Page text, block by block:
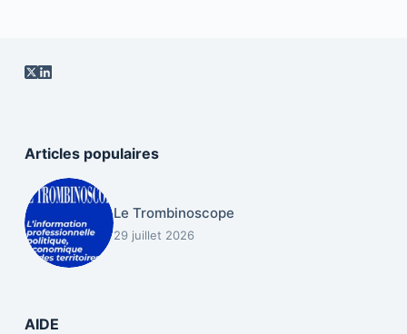
Articles populaires
Le Trombinoscope
29 juillet 2026
AIDE